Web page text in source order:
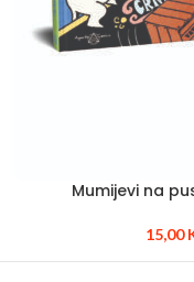
Mumijevi na
15,00